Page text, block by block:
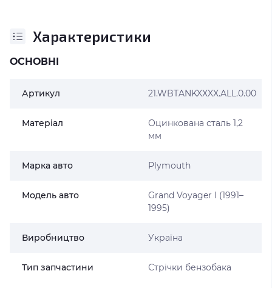
Характеристики
ОСНОВНІ
Артикул 21.WBTANKXXXX.ALL.0.00
Матеріал
Оцинкована сталь 1,2
мм
Марка авто Plymouth
Модель авто
Grand Voyager I (1991–
1995)
Виробництво Україна
Тип запчастини Стрічки бензобака